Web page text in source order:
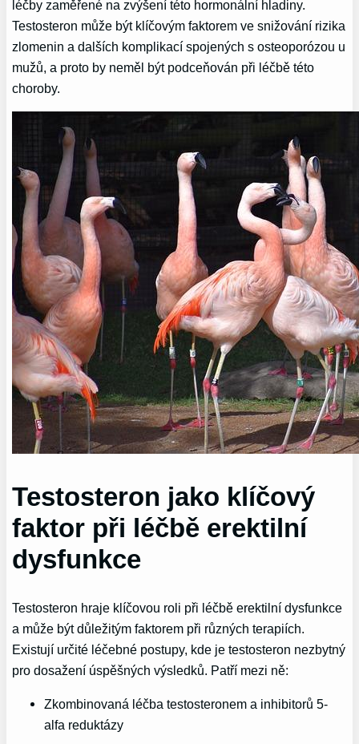
léčby zaměřené na zvýšení této hormonální hladiny.
Testosteron může být klíčovým faktorem ve snižování rizika
zlomenin a dalších komplikací spojených s osteoporózou u
mužů, a proto by neměl být podceňován při léčbě této
choroby.
Testosteron jako klíčový
faktor při léčbě erektilní
dysfunkce
Testosteron hraje klíčovou roli při léčbě erektilní dysfunkce
a může být důležitým faktorem při různých terapiích.
Existují určité léčebné postupy, kde je testosteron nezbytný
pro dosažení úspěšných výsledků. Patří mezi ně:
Zkombinovaná léčba testosteronem a inhibitorů 5-
alfa reduktázy